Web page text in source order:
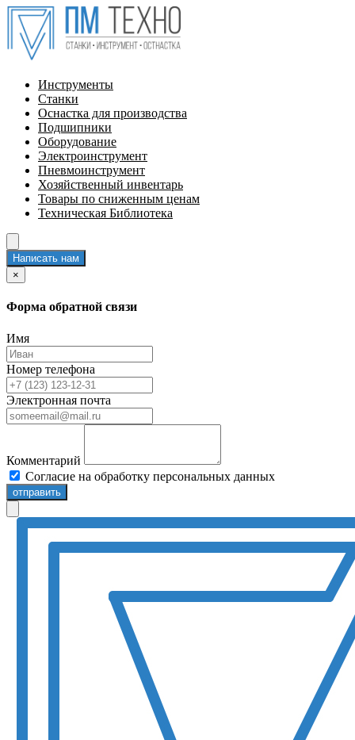
Инструменты
Станки
Оснастка для производства
Подшипники
Оборудование
Электроинструмент
Пневмоинструмент
Хозяйственный инвентарь
Товары по сниженным ценам
Техническая Библиотека
Написать нам
×
Форма обратной связи
Имя
Номер телефона
Электронная почта
Комментарий
Согласие на обработку персональных данных
отправить